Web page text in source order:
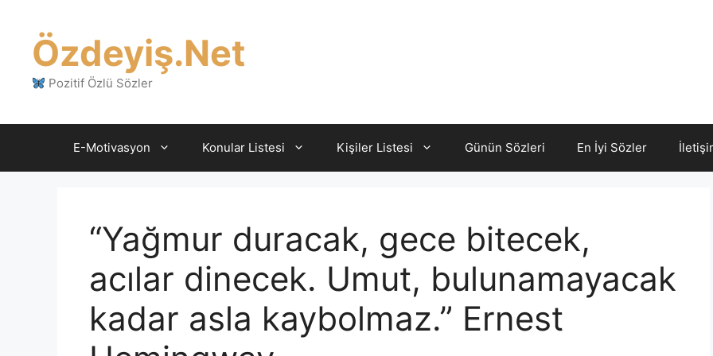
Özdeyiş.Net
Pozitif Özlü Sözler
E-Motivasyon Konular Listesi Kişiler Listesi Günün Sözleri En İyi Sözler
“Yağmur duracak, gece bitecek,
acılar dinecek. Umut, bulunamayacak
kadar asla kaybolmaz.” Ernest